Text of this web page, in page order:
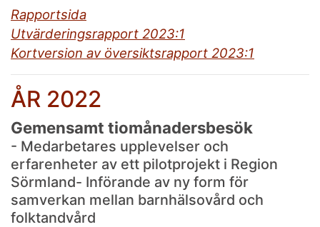
Rapportsida
Utvärderingsrapport 2023:1
Kortversion av översiktsrapport 2023:1
ÅR 2022
Gemensamt tiomånadersbesök
- Medarbetares upplevelser och
erfarenheter av ett pilotprojekt i Region
Sörmland- Införande av ny form för
samverkan mellan barnhälsovård och
folktandvård